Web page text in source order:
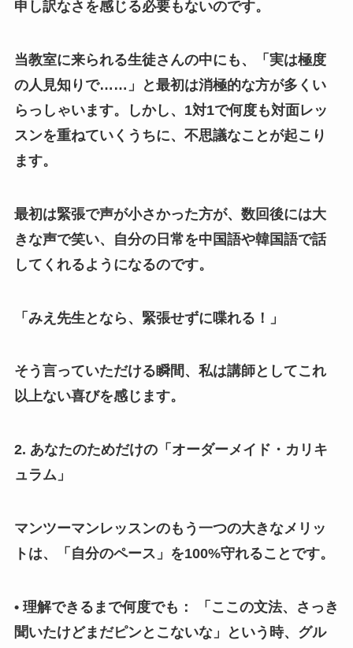
申し訳なさを感じる必要もないのです。
当教室に来られる生徒さんの中にも、「実は極度
の人見知りで……」と最初は消極的な方が多くい
らっしゃいます。しかし、1対1で何度も対面レッ
スンを重ねていくうちに、不思議なことが起こり
ます。
最初は緊張で声が小さかった方が、数回後には大
きな声で笑い、自分の日常を中国語や韓国語で話
してくれるようになるのです。
「みえ先生となら、緊張せずに喋れる！」
そう言っていただける瞬間、私は講師としてこれ
以上ない喜びを感じます。
2. あなたのためだけの「オーダーメイド・カリキ
ュラム」
マンツーマンレッスンのもう一つの大きなメリッ
トは、「自分のペース」を100%守れることです。
• 理解できるまで何度でも： 「ここの文法、さっき
聞いたけどまだピンとこないな」という時、グル